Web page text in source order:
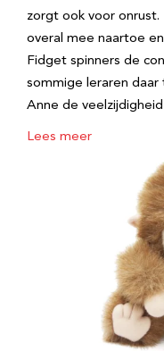
zorgt ook voor onrust.
overal mee naartoe
Fidget spinners de
sommige leraren daar
Anne de
Lees meer